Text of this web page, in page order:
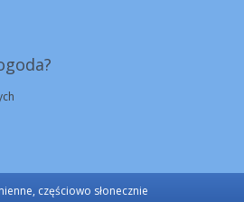
częściowo słonecznie